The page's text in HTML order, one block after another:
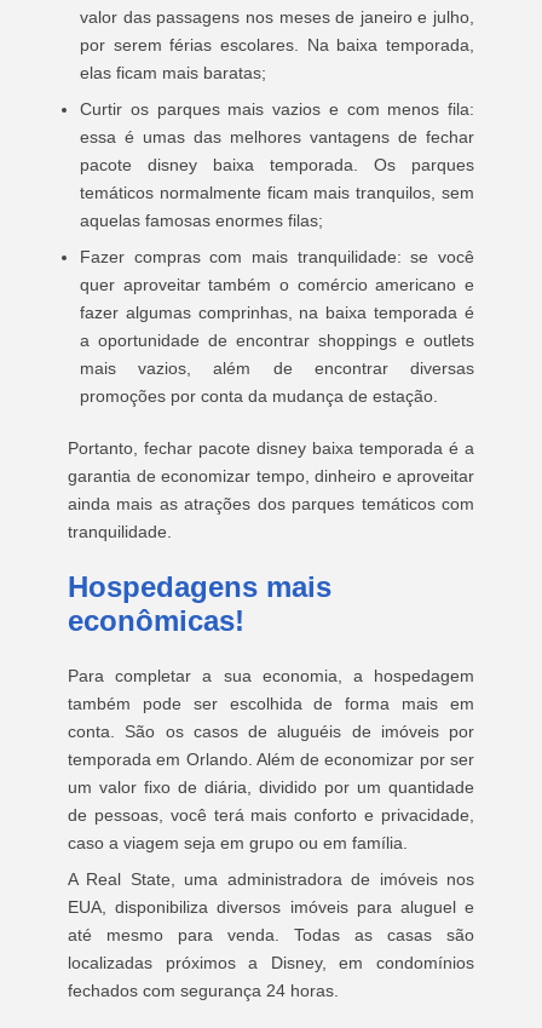
valor das passagens nos meses de janeiro e julho,
por serem férias escolares. Na baixa temporada,
elas ficam mais baratas;
Curtir os parques mais vazios e com menos fila:
essa é umas das melhores vantagens de fechar
pacote disney baixa temporada. Os parques
temáticos normalmente ficam mais tranquilos, sem
aquelas famosas enormes filas;
Fazer compras com mais tranquilidade: se você
quer aproveitar também o comércio americano e
fazer algumas comprinhas, na baixa temporada é
a oportunidade de encontrar shoppings e outlets
mais vazios, além de encontrar diversas
promoções por conta da mudança de estação.
Portanto, fechar pacote disney baixa temporada é a
garantia de economizar tempo, dinheiro e aproveitar
ainda mais as atrações dos parques temáticos com
tranquilidade.
Hospedagens mais
econômicas!
Para completar a sua economia, a hospedagem
também pode ser escolhida de forma mais em
conta. São os casos de aluguéis de imóveis por
temporada em Orlando. Além de economizar por ser
um valor fixo de diária, dividido por um quantidade
de pessoas, você terá mais conforto e privacidade,
caso a viagem seja em grupo ou em família.
A Real State, uma administradora de imóveis nos
EUA, disponibiliza diversos imóveis para aluguel e
até mesmo para venda. Todas as casas são
localizadas próximos a Disney, em condomínios
fechados com segurança 24 horas.